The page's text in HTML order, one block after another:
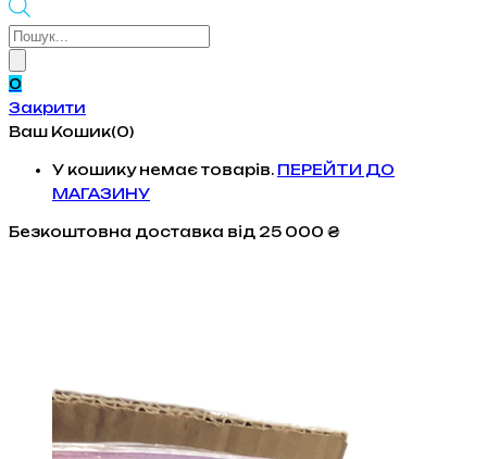
Products
0
Закрити
Ваш Кошик(0)
У кошику немає товарів. ПЕРЕЙТИ ДО
МАГАЗИНУ
Безкоштовна доставка від 25 000 ₴